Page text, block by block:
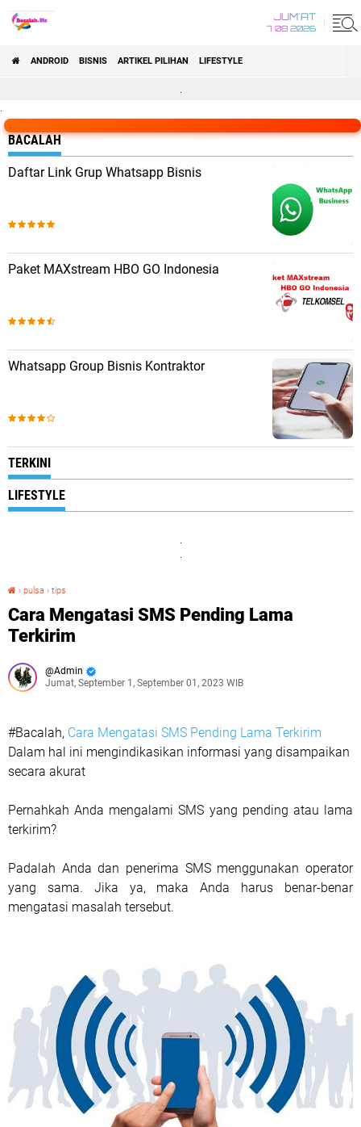
JUM'AT
7 08 2026
ANDROID BISNIS ARTIKEL PILIHAN LIFESTYLE
BACALAH
Daftar Link Grup Whatsapp Bisnis
Paket MAXstream HBO GO Indonesia
Whatsapp Group Bisnis Kontraktor
TERKINI
LIFESTYLE
› pulsa › tips
Cara Mengatasi SMS Pending Lama
Terkirim
Admin
Jumat, September 1, September 01, 2023 WIB
#Bacalah, Cara Mengatasi SMS Pending Lama Terkirim
Dalam hal ini mengindikasikan informasi yang disampaikan
secara akurat
Pernahkah Anda mengalami SMS yang pending atau lama
terkirim?
Padalah Anda dan penerima SMS menggunakan operator
yang sama. Jika ya, maka Anda harus benar-benar
mengatasi masalah tersebut.